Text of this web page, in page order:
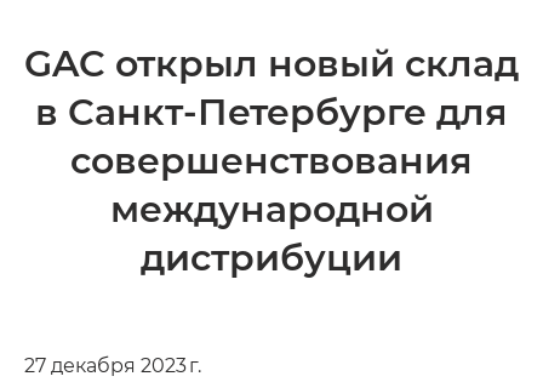
GAC открыл новый склад
в Санкт-Петербурге для
совершенствования
международной
дистрибуции
27 декабря 2023 г.